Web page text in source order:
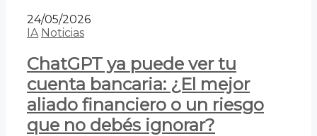
24/05/2026
IA Noticias
ChatGPT ya puede ver tu
cuenta bancaria: ¿El mejor
aliado financiero o un riesgo
que no debés ignorar?